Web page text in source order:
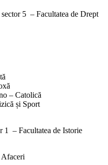
5 – Facultatea de Drept
– Catolică
și Sport
1 – Facultatea de Istorie
Afaceri